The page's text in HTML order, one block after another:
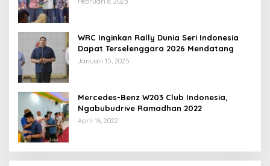
WRC Inginkan Rally Dunia Seri Indonesia
Dapat Terselenggara 2026 Mendatang
Januari 15, 2025
Mercedes-Benz W203 Club Indonesia,
Ngabubudrive Ramadhan 2022
April 16, 2022